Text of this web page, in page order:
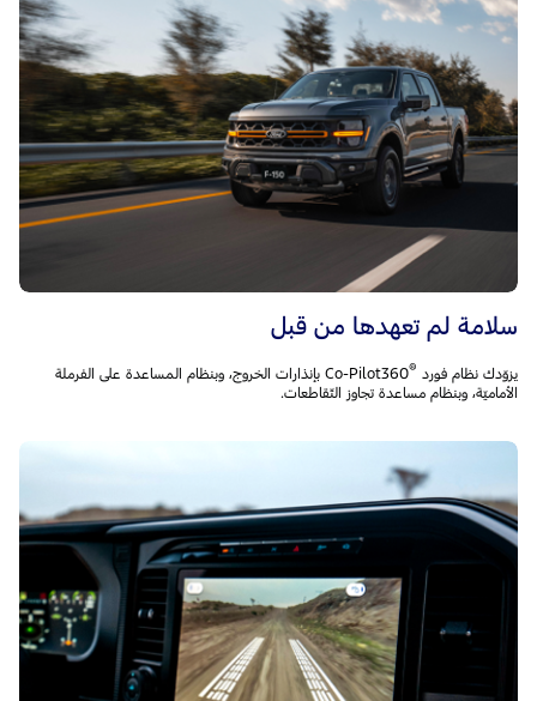
سلامة لم تعهدها من قبل
يزوّدك نظام فورد Co-Pilot360 ®
‎ بإنذارات الخروج، وبنظام المساعدة على الفرملة
الأماميّة، وبنظام مساعدة تجاوز التّقاطعات.